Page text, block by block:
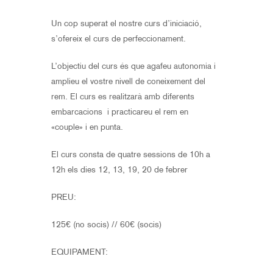
Un cop superat el nostre curs d’iniciació,
s’ofereix el curs de perfeccionament.
L’objectiu del curs és que agafeu autonomia i
amplieu el vostre nivell de coneixement del
rem. El curs es realitzarà amb diferents
embarcacions i practicareu el rem en
«couple» i en punta.
El curs consta de quatre sessions de 10h a
12h els dies 12, 13, 19, 20 de febrer
PREU:
125€ (no socis) // 60€ (socis)
EQUIPAMENT: